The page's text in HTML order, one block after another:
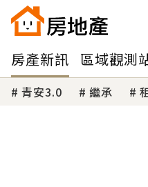
房產新訊 區域觀測
青安3.0 繼承